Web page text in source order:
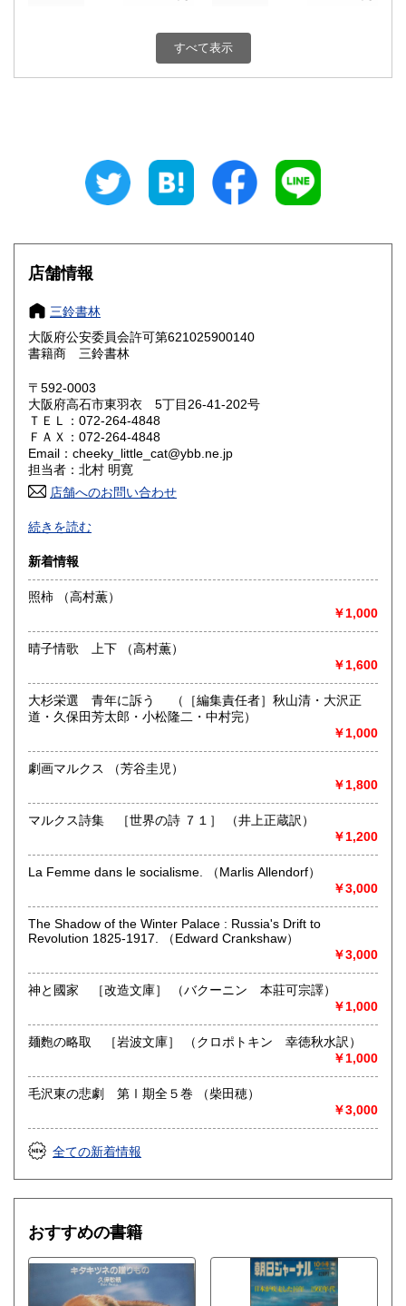
230円 富山県
230円 三重県
大阪府
奈良県
鳥取県 230円 島根県
岡山県
山口県 230円
香川県 230円 愛媛県
高知県 230円
佐賀県
熊本県 230円 大分県 230円
230円
沖縄県 230円
すべて表示
店舗情報
三鈴書林
大阪府公安委員会許可第621025900140
書籍商 三鈴書林
〒592-0003
大阪府高石市東羽衣 5丁目26-41-202号
ＴＥＬ：072-264-4848
ＦＡＸ：072-264-4848
Email：cheeky_little_cat@ybb.ne.jp
担当者：北村 明寛
店舗へのお問い合わせ
最寄駅：-
営業時間：-
定休日：-
書籍の買取について
取り扱い分野
-
続きを読む
新着情報
照柿 （高村薫）
￥1,000
晴子情歌 上下 （高村薫）
￥1,600
大杉栄選 青年に訴う （［編集責任者］秋山清・大沢正
道・久保田芳太郎・小松隆二・中村完）
￥1,000
劇画マルクス （芳谷圭児）
￥1,800
マルクス詩集 ［世界の詩 ７１］ （井上正蔵訳）
￥1,200
La Femme dans le socialisme. （Marlis Allendorf）
￥3,000
The Shadow of the Winter Palace : Russia's Drift to
Revolution 1825-1917. （Edward Crankshaw）
￥3,000
神と國家 ［改造文庫］ （バクーニン 本莊可宗譯）
￥1,000
麺麭の略取 ［岩波文庫］ （クロポトキン 幸徳秋水訳）
￥1,000
毛沢東の悲劇 第Ⅰ期全５巻 （柴田穂）
￥3,000
全ての新着情報
おすすめの書籍